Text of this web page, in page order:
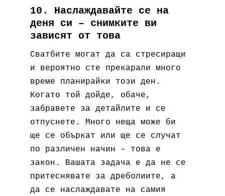
10. Наслаждавайте се на
деня си – снимките ви
зависят от това
Сватбите могат да са стресиращи
и вероятно сте прекарали много
време планирайки този ден.
Когато той дойде, обаче,
забравете за детайлите и се
отпуснете. Много неща може би
ще се объркат или ще се случат
по различен начин – това е
закон. Вашата задача е да не се
притеснявате за дреболиите, а
да се наслаждавате на самия